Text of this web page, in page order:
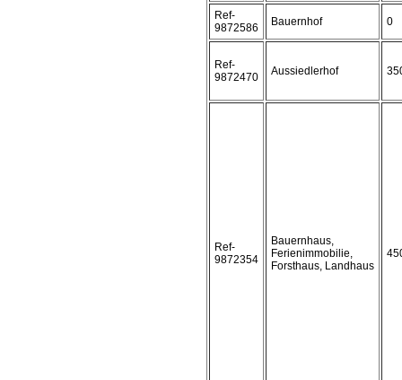
Ref-
9872586
Bauernhof 0
Ref-
9872470
Aussiedlerhof
Ref-
9872354
Bauernhaus,
Ferienimmobilie,
Forsthaus, Landhaus